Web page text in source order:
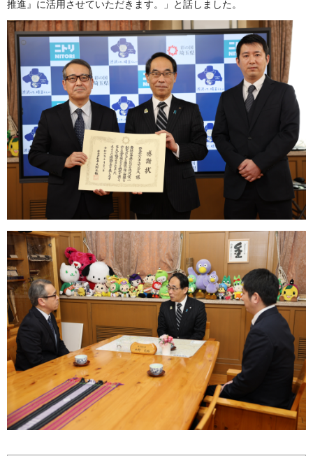
推進』に活用させていただきます。」と話しました。